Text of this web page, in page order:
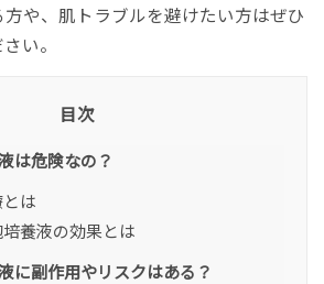
や、肌トラブルを避けたい方はぜひ
い。
目次
は危険なの？
は
養液の効果とは
に副作用やリスクはある？